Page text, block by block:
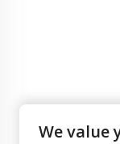
We value